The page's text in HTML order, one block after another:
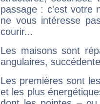
passage : c'est votre
ne vous intéresse
courir...
Les maisons sont
angulaires,
Les premières sont
et les plus